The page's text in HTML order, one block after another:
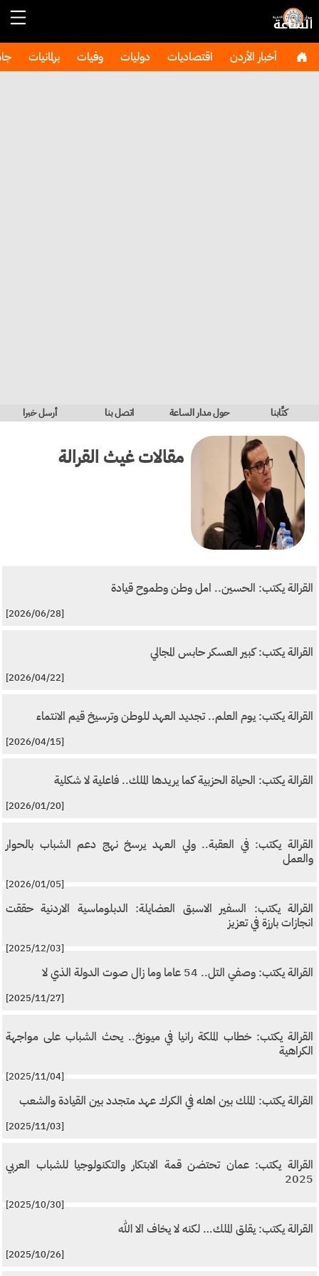
أخبار الأردن اقتصاديات دوليات وفيات برلمانيات
كتَّابنا حول مدار الساعة اتصل بنا أرسل خبرا
مقالاتغيث القرالة
القرالة يكتب: الحسين.. امل وطن وطموح قيادة
[2026/06/28]
القرالة يكتب: كبير العسكر حابس المجالي
[2026/04/22]
القرالة يكتب: يوم العلم.. تجديد العهد للوطن وترسيخ قيم الانتماء
[2026/04/15]
القرالة يكتب: الحياة الحزبية كما يريدها الملك.. فاعلية لا شكلية
[2026/01/20]
القرالة يكتب: في العقبة.. ولي العهد يرسخ نهج دعم الشباب بالحوار
والعمل
[2026/01/05]
القرالة يكتب: السفير الاسبق العضايلة: الدبلوماسية الاردنية حققت
انجازات بارزة في تعزيز
[2025/12/03]
القرالة يكتب: وصفي التل.. 54 عاما وما زال صوت الدولة الذي لا
[2025/11/27]
القرالة يكتب: خطاب الملكة رانيا في ميونخ.. يحث الشباب على مواجهة
الكراهية
[2025/11/04]
القرالة يكتب: الملك بين اهله في الكرك عهد متجدد بين القيادة والشعب
[2025/11/03]
القرالة يكتب: عمان تحتضن قمة الابتكار والتكنولوجيا للشباب العربي
2025
[2025/10/30]
القرالة يكتب: يقلق الملك… لكنه لا يخاف الا الله
[2025/10/26]